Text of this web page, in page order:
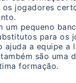
os jogadores
um pequeno
para os
ajuda a equipe a
são uma
formação.